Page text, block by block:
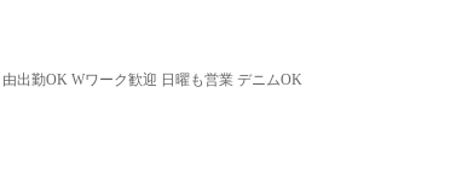
出勤OK Wワーク歓迎 日曜も営業 デニムOK